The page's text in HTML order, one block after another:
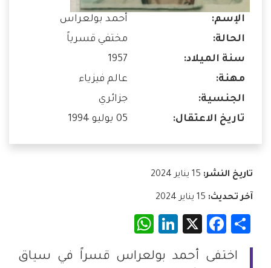
الإسم:
أحمد بولعراس
الحالة:
مختفي قسرياً
سنة الميلاد:
1957
مهنة:
عالم فيزياء
الجنسية:
جزائري
تاريخ الاعتقال:
05 يوليو 1994
تاريخ النشر:
آخر تحديث:
Share
Facebook
LinkedIn
اختفى أحمد بولعراس قسراً في سياق